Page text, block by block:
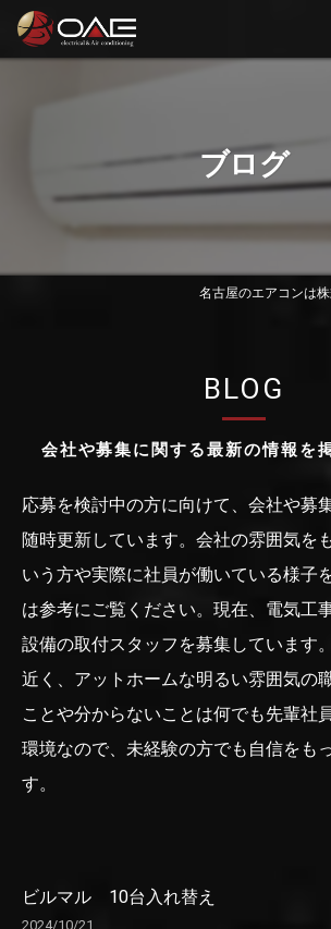
ブログ
名古屋のエアコンは
BLOG
会社や募集に関する最新の情報を
応募を検討中の方に向けて、会社や募
随時更新しています。会社の雰囲気を
いう方や実際に社員が働いている様子
は参考にご覧ください。現在、電気工
設備の取付スタッフを募集しています
近く、アットホームな明るい雰囲気の
ことや分からないことは何でも先輩社
環境なので、未経験の方でも自信をも
す。
ビルマル 10台入れ替え
2024/10/21